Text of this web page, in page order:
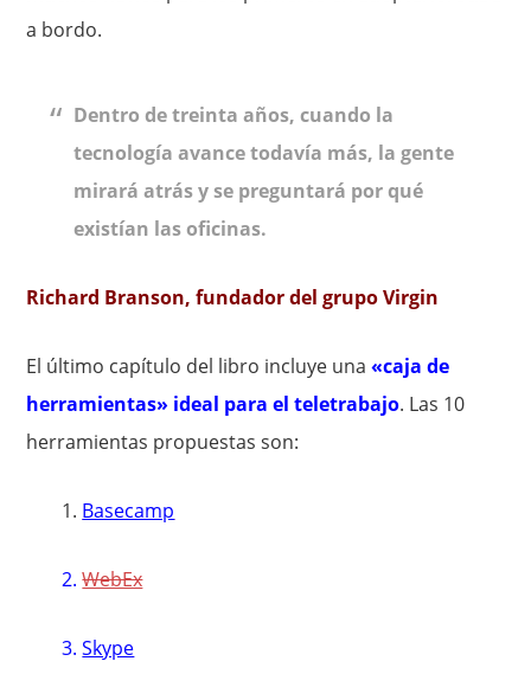
a bordo.
Dentro de treinta años, cuando la
tecnología avance todavía más, la gente
mirará atrás y se preguntará por qué
existían las oficinas.
Richard Branson, fundador del grupo Virgin
El último capítulo del libro incluye una«caja de
herramientas» ideal para el teletrabajo. Las 10
herramientas propuestas son:
1. Basecamp
2.WebEx
3.Skype